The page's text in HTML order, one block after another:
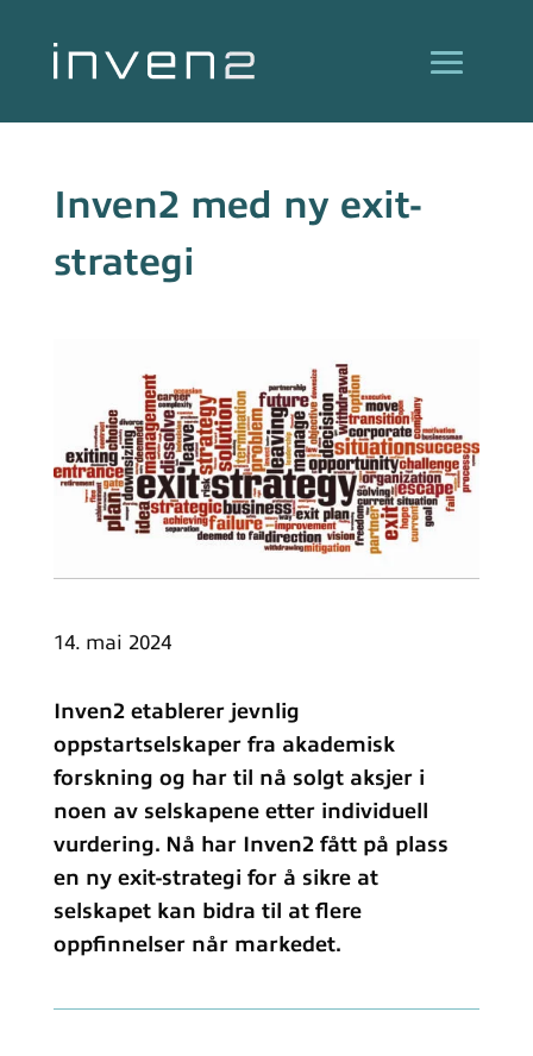
Inven2 med ny exit-
strategi
14. mai 2024
Inven2 etablerer jevnlig
oppstartselskaper fra akademisk
forskning og har til nå solgt aksjer i
noen av selskapene etter individuell
vurdering. Nå har Inven2 fått på plass
en ny exit-strategi for å sikre at
selskapet kan bidra til at flere
oppfinnelser når markedet.